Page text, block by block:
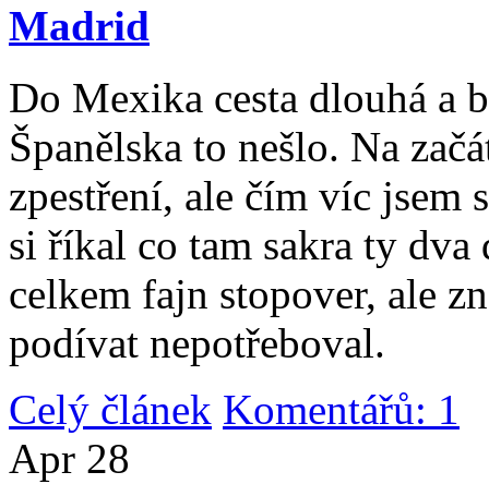
Madrid
Do Mexika cesta dlouhá a
Španělska to nešlo. Na
zpestření, ale čím víc jsem
si říkal co tam sakra ty
celkem fajn stopover, ale
podívat nepotřeboval.
Celý článek Komentářů: 1
Apr 28